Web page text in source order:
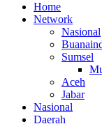
Home
Network
Nasional
Sumsel
Aceh
Jabar
Nasional
Daerah